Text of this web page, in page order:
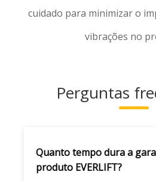
cuidado para minimizar o
vibrações no
Perguntas
Quanto tempo dura a
produto EVERLIFT?